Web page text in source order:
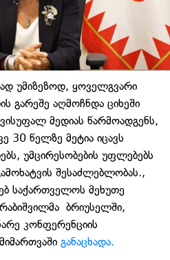
უმიზეზოდ, ყოველგვარი
გარეშე აღმოჩნდა ციხეში
მედიას წარმოადგენს,
30 წელზე მეტია იცავს
უმცირესობების უფლებებს
შესაძლებლობას.,
საქართველოს მეხუთე
ბრიუსელში,
კონფერენციის
განაცხადა.